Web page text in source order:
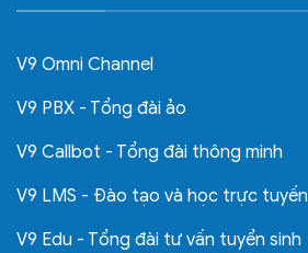
V9 Omni Channel
V9 PBX - Tổng đài ảo
V9 Callbot - Tổng đài thông minh
V9 LMS - Đào tạo và học trực tuyến
V9 Edu - Tổng đài tư vấn tuyển sinh